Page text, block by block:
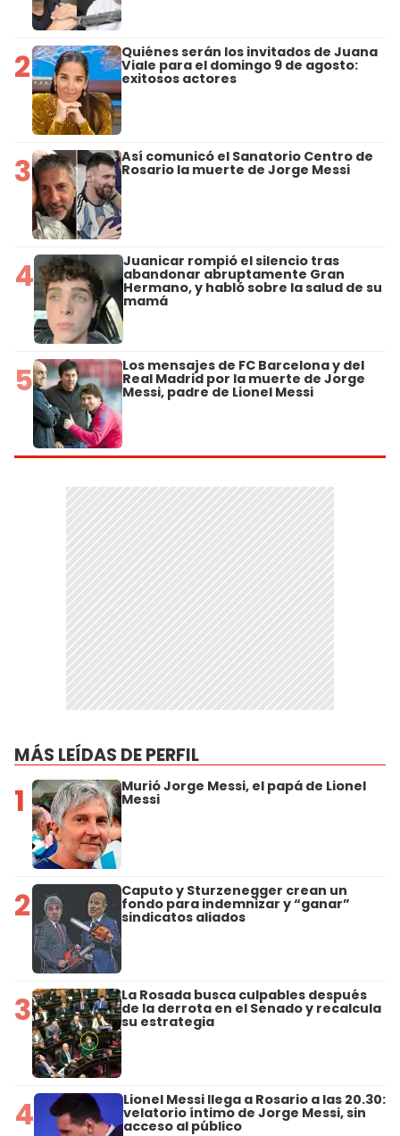
2 Quiénes serán los invitados de Juana
Viale para el domingo 9 de agosto:
exitosos actores
3 Así comunicó el Sanatorio Centro de
Rosario la muerte de Jorge Messi
4 Juanicar rompió el silencio tras
abandonar abruptamente Gran
Hermano, y habló sobre la salud de su
mamá
5 Los mensajes de FC Barcelona y del
Real Madrid por la muerte de Jorge
Messi, padre de Lionel Messi
MÁS LEÍDAS DE PERFIL
1 Murió Jorge Messi, el papá de Lionel
Messi
2 Caputo y Sturzenegger crean un
fondo para indemnizar y “ganar”
sindicatos aliados
3 La Rosada busca culpables después
de la derrota en el Senado y recalcula
su estrategia
4 Lionel Messi llega a Rosario a las 20.30:
velatorio íntimo de Jorge Messi, sin
acceso al público